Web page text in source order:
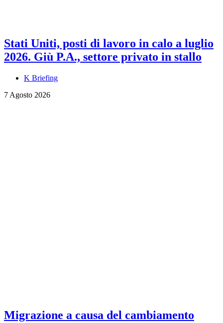
Stati Uniti, posti di lavoro in calo a luglio
2026. Giù P.A., settore privato in stallo
K Briefing
7 Agosto 2026
Migrazione a causa del cambiamento